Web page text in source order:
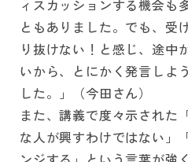
ィスカッションする機会も
ともありました。でも、受
り抜けない！と感じ、途中
いから、とにかく発言しよ
した。」（今田さん）
また、講義で度々示された
な人が興すわけではない」